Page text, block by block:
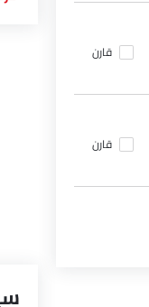
قارن
قارن